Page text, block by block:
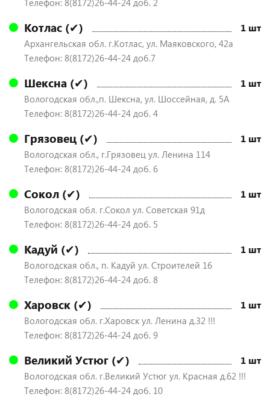
Телефон: 8(8172)26-44-24 доб. 2
Котлас (✔) 1 шт
Архангельская обл. г.Котлас, ул. Маяковского, 42а
Телефон: 8(8172)26-44-24 доб.7
Шексна (✔) 1 шт
Вологодская обл.,п. Шексна, ул. Шоссейная, д. 5А
Телефон: 8(8172)26-44-24 доб. 4
Грязовец (✔) 1 шт
Вологодская обл., г.Грязовец ул. Ленина 114
Телефон: 8(8172)26-44-24 доб. 6
Сокол (✔) 1 шт
Вологодская обл. г.Сокол ул. Советская 91д
Телефон: 8(8172)26-44-24 доб. 5
Кадуй (✔) 1 шт
Вологодская обл., п. Кадуй ул. Строителей 16
Телефон: 8(8172)26-44-24 доб. 8
Харовск (✔) 1 шт
Вологодская обл. г.Харовск ул. Ленина д.32 !!!
Телефон: 8(8172)26-44-24 доб. 9
Великий Устюг (✔) 1 шт
Вологодская обл. г.Великий Устюг ул. Красная д.62 !!!
Телефон: 8(8172)26-44-24 доб. 10